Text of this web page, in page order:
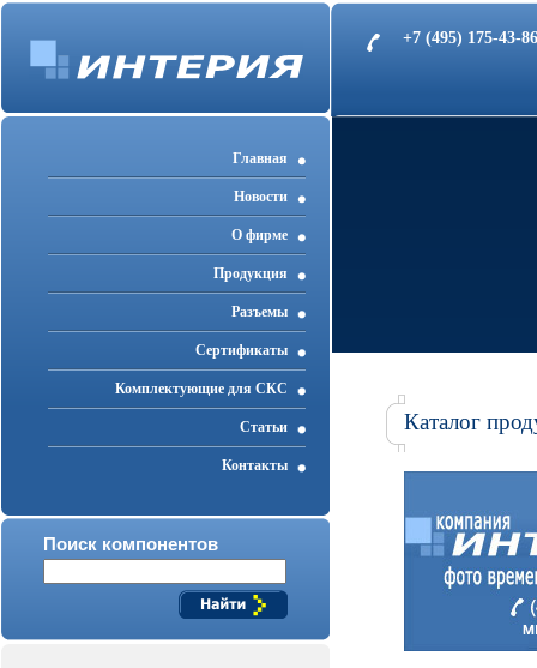
+7 (495) 175-43-
Главная
Новости
О фирме
Продукция
Разъемы
Cертификаты
Комплектующие для СКС
Статьи
Контакты
Поиск компонентов
Каталог